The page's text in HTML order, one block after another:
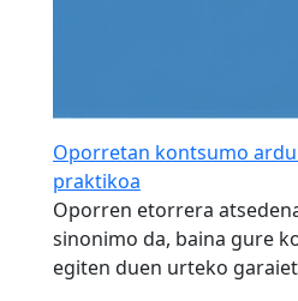
Oporretan kontsumo
praktikoa
Oporren etorrera
sinonimo da, baina gure
egiten duen urteko